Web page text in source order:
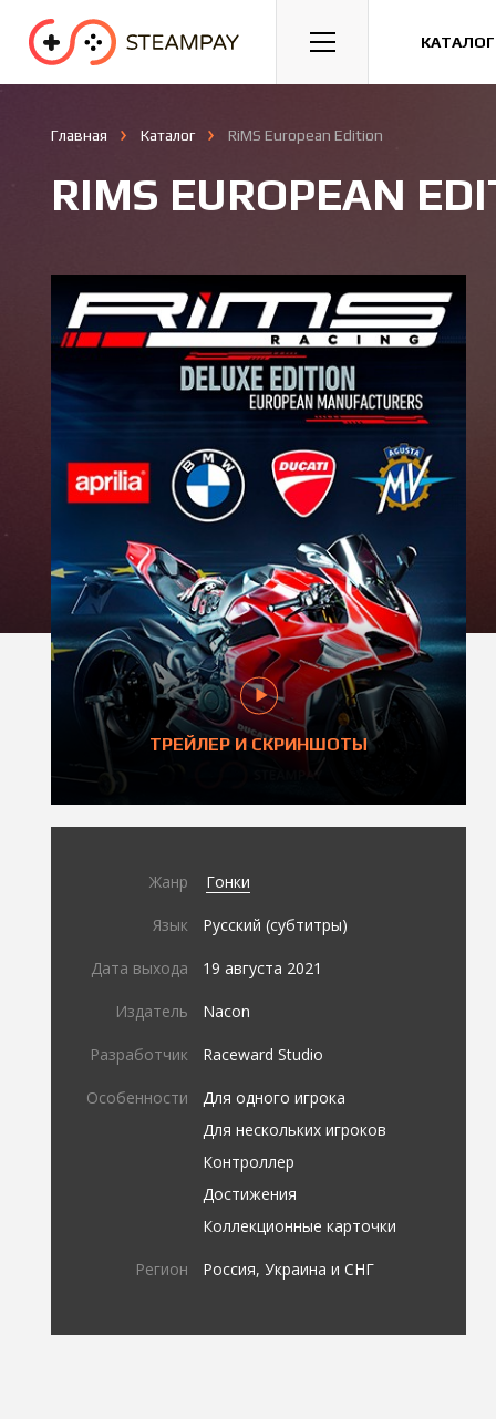
Спорт Гонки Казуальные
Главная Каталог RiMS European Edition
RIMS EUROPEAN
ТРЕЙЛЕР И СКРИНШОТЫ
Жанр Гонки
Язык Русский (субтитры)
Дата выхода 19 августа 2021
Издатель Nacon
Разработчик Raceward Studio
Особенности
Для одного игрока
Для нескольких игроков
Контроллер
Достижения
Коллекционные карточки
Регион Россия, Украина и СНГ